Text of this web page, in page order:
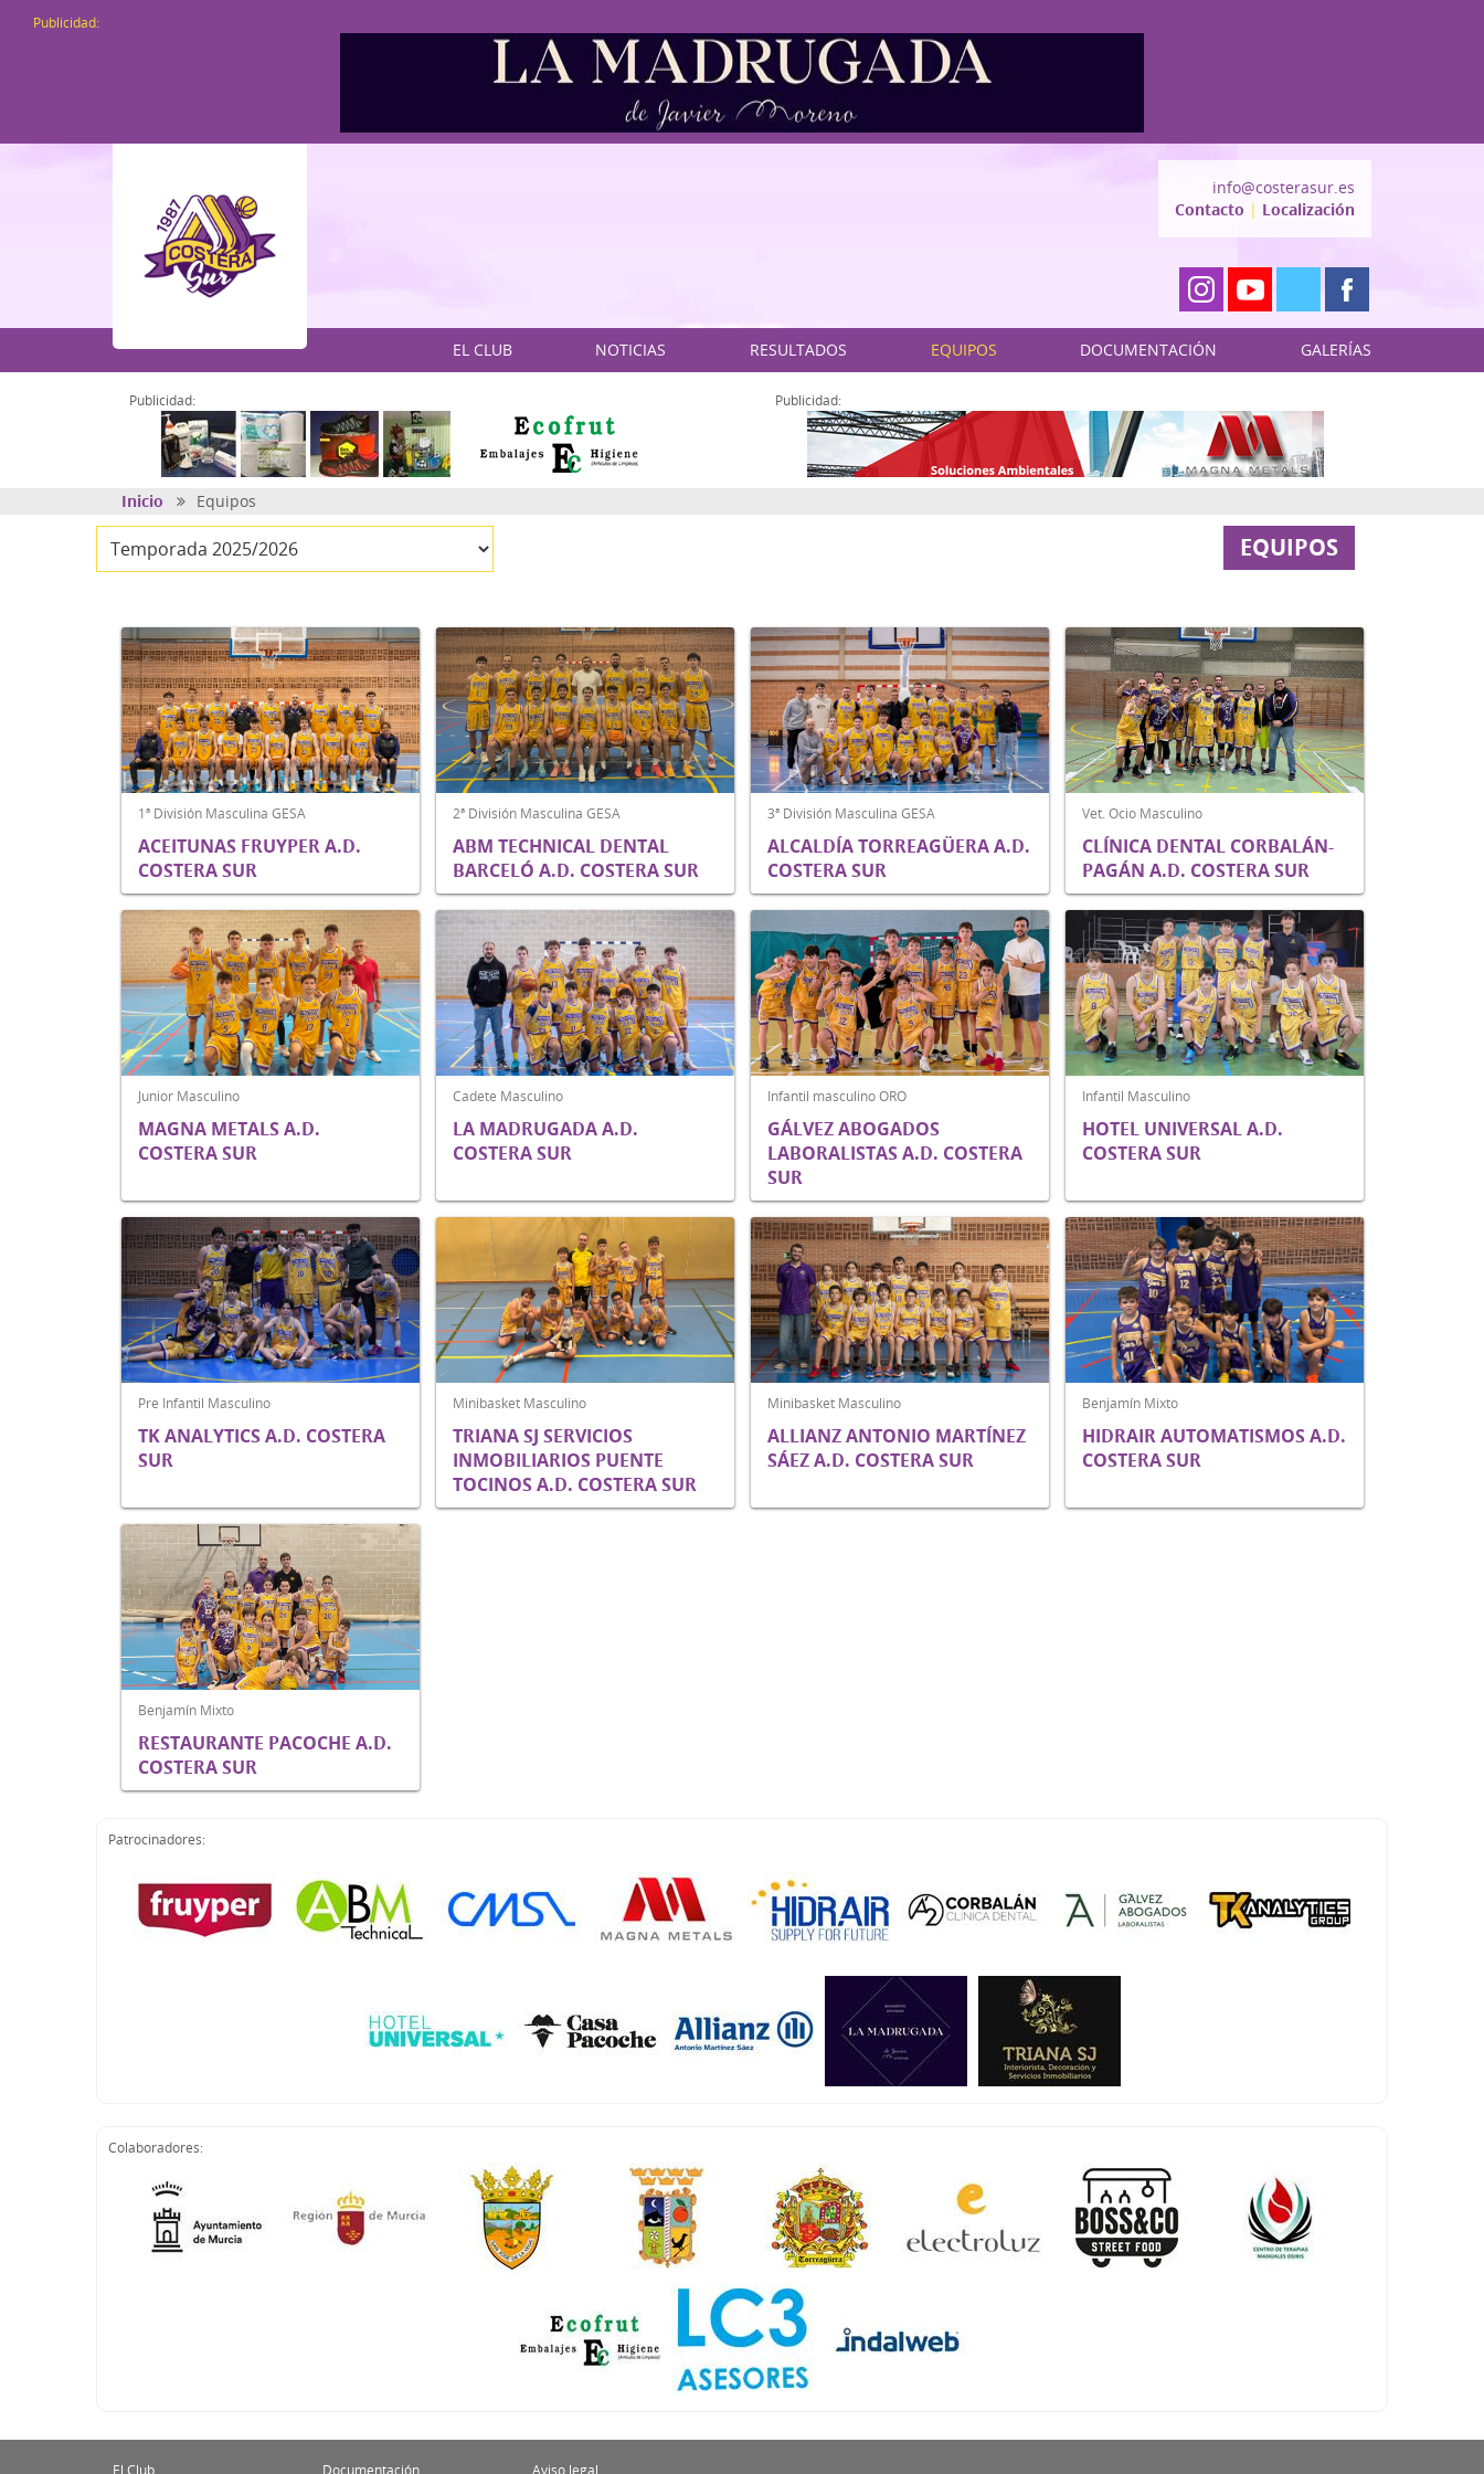
Publicidad:
info@costerasur.es
Contacto | Localización
EL CLUB NOTICIAS RESULTADOS EQUIPOS DOCUMENTACIÓN GALERÍAS
Publicidad: Publicidad:
EQUIPOS
Inicio Equipos
1ª División Masculina GESA
ACEITUNAS FRUYPER A.D.
COSTERA SUR
2ª División Masculina GESA
ABM TECHNICAL DENTAL
BARCELÓ A.D. COSTERA SUR
3ª División Masculina GESA
ALCALDÍA TORREAGÜERA A.D.
COSTERA SUR
Vet. Ocio Masculino
CLÍNICA DENTAL CORBALÁN-
PAGÁN A.D. COSTERA SUR
Junior Masculino
MAGNA METALS A.D.
COSTERA SUR
Cadete Masculino
LA MADRUGADA A.D.
COSTERA SUR
Infantil masculino ORO
GÁLVEZ ABOGADOS
LABORALISTAS A.D. COSTERA
SUR
Infantil Masculino
HOTEL UNIVERSAL A.D.
COSTERA SUR
Pre Infantil Masculino
TK ANALYTICS A.D. COSTERA
SUR
Minibasket Masculino
TRIANA SJ SERVICIOS
INMOBILIARIOS PUENTE
TOCINOS A.D. COSTERA SUR
Minibasket Masculino
ALLIANZ ANTONIO MARTÍNEZ
SÁEZ A.D. COSTERA SUR
Benjamín Mixto
HIDRAIR AUTOMATISMOS A.D.
COSTERA SUR
Benjamín Mixto
RESTAURANTE PACOCHE A.D.
COSTERA SUR
Patrocinadores:
Colaboradores:
El Club Documentación Aviso legal